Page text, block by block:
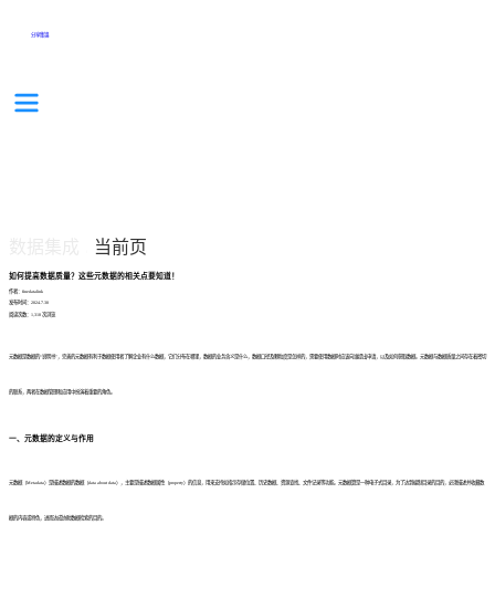
分享集锦
当前页
如何提高数据质量？这些元数据的相关点要知道！
作者：finedatalink
发布时间：2024.7.30
阅读次数：1,318 次浏览
元数据是数据的“说明书”，完善的元数据有利于数据使用者了解企业有什么数据，它们分布在哪里，数据的业务含义是什么，数据口径及颗粒度是怎样的，需要使用数据时应该向谁提出申请，以及如何获取数据。元数据与数据质量之间存在着密切
的联系，两者在数据管理和应用中扮演着重要的角色。
一、元数据的定义与作用
元数据（Metadata）是描述数据的数据（data about data），主要是描述数据属性（property）的信息，用来支持如指示存储位置、历史数据、资源查找、文件记录等功能。元数据算是一种电子式目录，为了达到编制目录的目的，必须描述并收藏数
据的内容或特色，进而达成协助数据检索的目的。